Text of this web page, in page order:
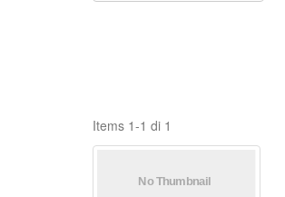
Items 1-1 di 1